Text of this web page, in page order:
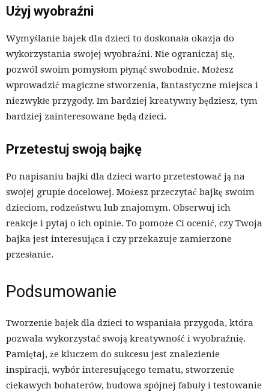
Użyj wyobraźni
Wymyślanie bajek dla dzieci to doskonała okazja do
wykorzystania swojej wyobraźni. Nie ograniczaj się,
pozwól swoim pomysłom płynąć swobodnie. Możesz
wprowadzić magiczne stworzenia, fantastyczne miejsca i
niezwykłe przygody. Im bardziej kreatywny będziesz, tym
bardziej zainteresowane będą dzieci.
Przetestuj swoją bajkę
Po napisaniu bajki dla dzieci warto przetestować ją na
swojej grupie docelowej. Możesz przeczytać bajkę swoim
dzieciom, rodzeństwu lub znajomym. Obserwuj ich
reakcje i pytaj o ich opinie. To pomoże Ci ocenić, czy Twoja
bajka jest interesująca i czy przekazuje zamierzone
przesłanie.
Podsumowanie
Tworzenie bajek dla dzieci to wspaniała przygoda, która
pozwala wykorzystać swoją kreatywność i wyobraźnię.
Pamiętaj, że kluczem do sukcesu jest znalezienie
inspiracji, wybór interesującego tematu, stworzenie
ciekawych bohaterów, budowa spójnej fabuły i testowanie